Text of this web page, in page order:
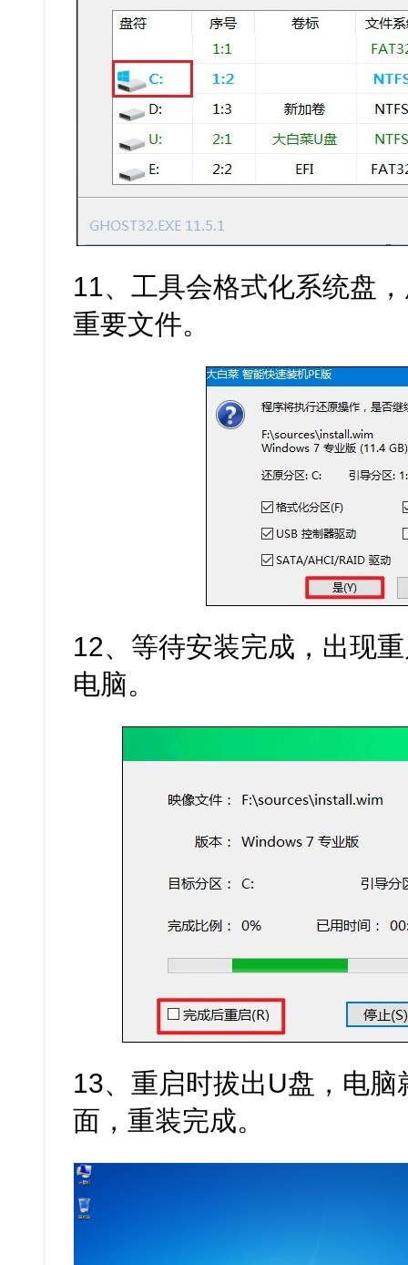
11、工具会格式化系统盘
重要文件。
12、等待安装完成，出现
电脑。
13、重启时拔出U盘，电
面，重装完成。